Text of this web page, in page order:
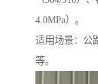
4.0MPa）。
适用场景：公
等。